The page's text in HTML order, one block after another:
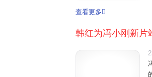
查看更多
韩红为冯小刚新片